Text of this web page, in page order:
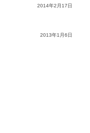
2014年2月17日
2013年1月6日